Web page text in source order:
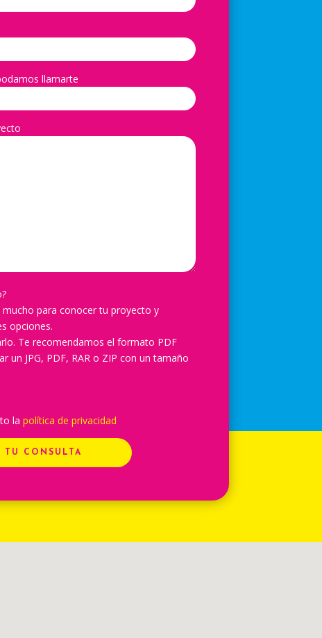
llamarte
mucho para conocer tu proyecto y
opciones.
Te recomendamos el formato PDF
un JPG, PDF, RAR o ZIP con un tamaño
la política de privacidad